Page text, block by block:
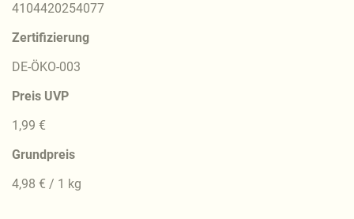
4104420254077
Zertifizierung
DE-ÖKO-003
Preis UVP
1,99 €
Grundpreis
4,98 € / 1 kg